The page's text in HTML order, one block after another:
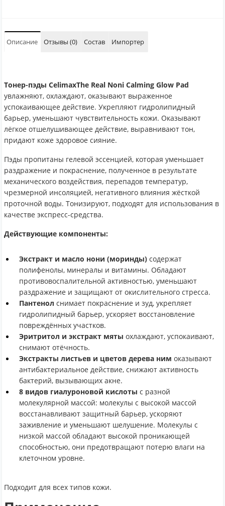
Описание Отзывы (0) Состав Импортер
Тонер-пэды CelimaxThe Real Noni Calming Glow Pad
увлажняют, охлаждают, оказывают выраженное
успокаивающее действие. Укрепляют гидролипидный
барьер, уменьшают чувствительность кожи. Оказывают
лёгкое отшелушивающее действие, выравнивают тон,
придают коже здоровое сияние.
Пэды пропитаны гелевой эссенцией, которая уменьшает
раздражение и покраснение, полученное в результате
механического воздействия, перепадов температур,
чрезмерной инсоляцией, негативного влияния жёсткой
проточной воды. Тонизируют, подходят для использования в
качестве экспресс-средства.
Действующие компоненты:
Экстракт и масло нони (моринды) содержат
полифенолы, минералы и витамины. Обладают
противовоспалительной активностью, уменьшают
раздражение и защищают от окислительного стресса.
Пантенол снимает покраснение и зуд, укрепляет
гидролипидный барьер, ускоряет восстановление
повреждённых участков.
Эритритол и экстракт мяты охлаждают, успокаивают,
снимают отёчность.
Экстракты листьев и цветов дерева ним оказывают
антибактериальное действие, снижают активность
бактерий, вызывающих акне.
8 видов гиалуроновой кислоты с разной
молекулярной массой: молекулы с высокой массой
восстанавливают защитный барьер, ускоряют
заживление и уменьшают шелушение. Молекулы с
низкой массой обладают высокой проникающей
способностью, они предотвращают потерю влаги на
клеточном уровне.
Подходит для всех типов кожи.